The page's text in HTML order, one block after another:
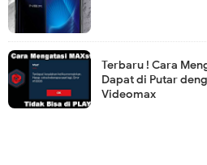
Terbaru ! Cara
Dapat di Putar
Videomax